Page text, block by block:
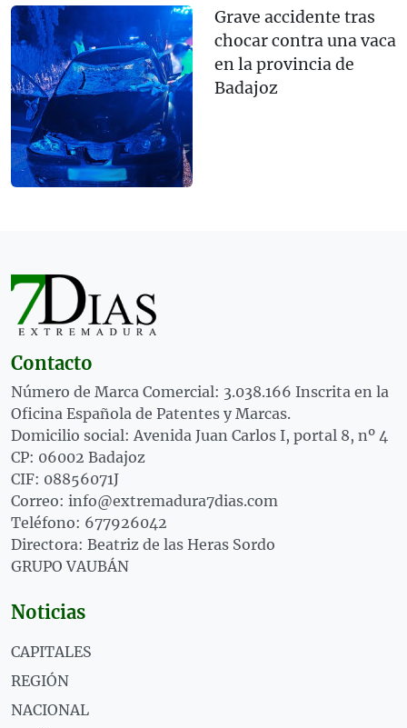
Grave accidente tras
chocar contra una vaca
en la provincia de
Badajoz
Contacto
Número de Marca Comercial: 3.038.166 Inscrita en la
Oficina Española de Patentes y Marcas.
Domicilio social: Avenida Juan Carlos I, portal 8, nº 4
CP: 06002 Badajoz
CIF: 08856071J
Correo: info@extremadura7dias.com
Teléfono: 677926042
Directora: Beatriz de las Heras Sordo
GRUPO VAUBÁN
Noticias
CAPITALES
REGIÓN
NACIONAL